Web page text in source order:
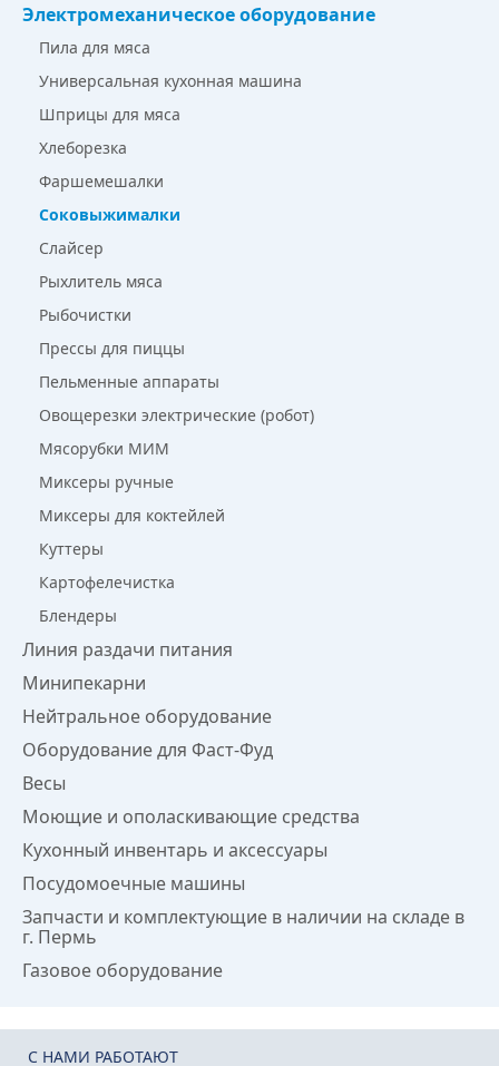
Электромеханическое оборудование
Пила для мяса
Универсальная кухонная машина
Шприцы для мяса
Хлеборезка
Фаршемешалки
Соковыжималки
Слайсер
Рыхлитель мяса
Рыбочистки
Прессы для пиццы
Пельменные аппараты
Овощерезки электрические (робот)
Мясорубки МИМ
Миксеры ручные
Миксеры для коктейлей
Куттеры
Картофелечистка
Блендеры
Линия раздачи питания
Минипекарни
Нейтральное оборудование
Оборудование для Фаст-Фуд
Весы
Моющие и ополаскивающие средства
Кухонный инвентарь и аксессуары
Посудомоечные машины
Запчасти и комплектующие в наличии на складе в
г. Пермь
Газовое оборудование
C НАМИ РАБОТАЮТ